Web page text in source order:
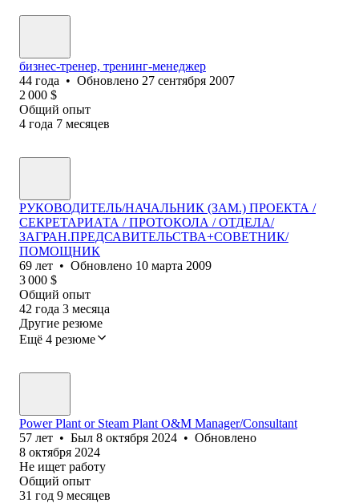
бизнес-тренер, тренинг-менеджер
44 года • Обновлено 27 сентября 2007
2 000 $
Общий опыт
4 года 7 месяцев
РУКОВОДИТЕЛЬ/НАЧАЛЬНИК (ЗАМ.) ПРОЕКТА /
СЕКРЕТАРИАТА / ПРОТОКОЛА / ОТДЕЛА/
ЗАГРАН.ПРЕДСАВИТЕЛЬСТВА+СОВЕТНИК/
ПОМОЩНИК
69 лет • Обновлено 10 марта 2009
3 000 $
Общий опыт
42 года 3 месяца
Другие резюме
Ещё 4 резюме
Power Plant or Steam Plant O&M Manager/Consultant
57 лет • Был 8 октября 2024 • Обновлено
8 октября 2024
Не ищет работу
Общий опыт
31 год 9 месяцев